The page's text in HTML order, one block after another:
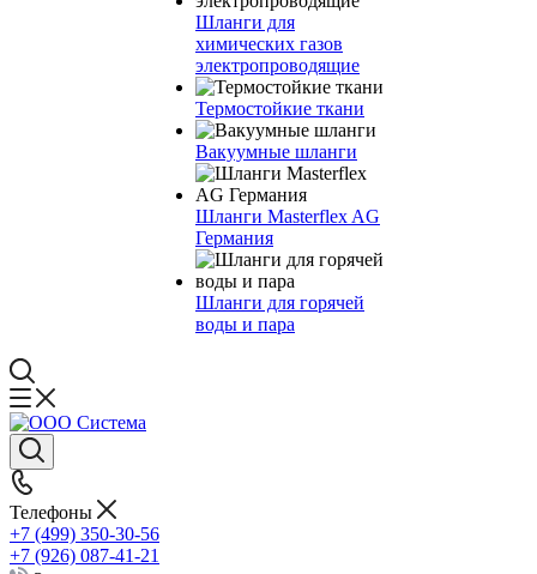
Шланги для
химических газов
электропроводящие
Термостойкие ткани
Вакуумные шланги
Шланги Masterflex AG
Германия
Шланги для горячей
воды и пара
Телефоны
+7 (499) 350-30-56
+7 (926) 087-41-21